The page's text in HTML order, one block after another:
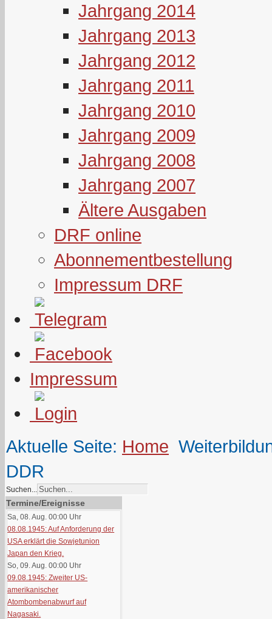
Jahrgang 2014
Jahrgang 2013
Jahrgang 2012
Jahrgang 2011
Jahrgang 2010
Jahrgang 2009
Jahrgang 2008
Jahrgang 2007
Ältere Ausgaben
DRF online
Abonnementbestellung
Impressum DRF
Impressum
Aktuelle Seite: Home
DDR
Suchen...
Termine/Ereignisse
Sa, 08. Aug. 00:00 Uhr
08.08.1945: Auf Anforderung der
USA erklärt die Sowjetunion
Japan den Krieg.
So, 09. Aug. 00:00 Uhr
09.08.1945: Zweiter US-
amerikanischer
Atombombenabwurf auf
Nagasaki.